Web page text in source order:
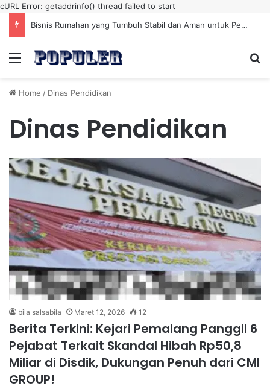
cURL Error: getaddrinfo() thread failed to start
Bisnis Rumahan yang Tumbuh Stabil dan Aman untuk Pendapatan Jangka Panjang
Menu
Home / Dinas Pendidikan
Dinas Pendidikan
bila salsabila Maret 12, 2026 12
Berita Terkini: Kejari Pemalang Panggil 6
Pejabat Terkait Skandal Hibah Rp50,8
Miliar di Disdik, Dukungan Penuh dari CMI
GROUP!